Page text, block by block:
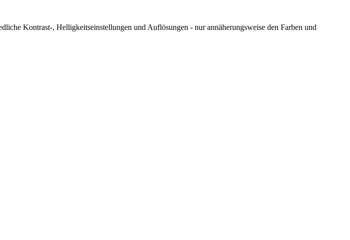
Kontrast-, Helligkeitseinstellungen und Auflösungen - nur annäherungsweise den Farben und